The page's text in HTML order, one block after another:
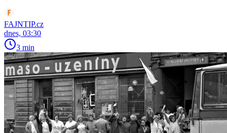
FAJNTIP.cz
dnes, 03:30
3 min